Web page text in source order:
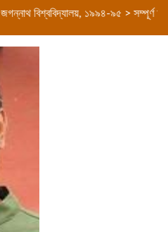
বিশ্ববিদ্যালয়, ১৯৯৪-৯৫ > সম্পূর্ণ